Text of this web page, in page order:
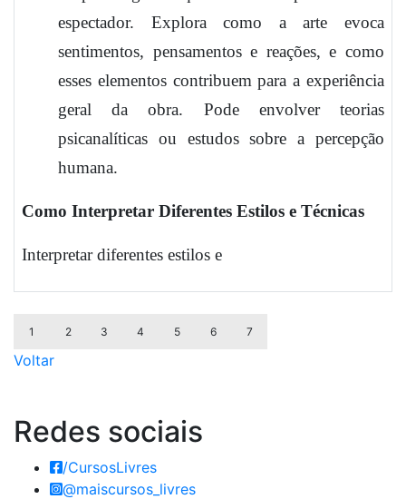
espectador. Explora como a arte evoca
sentimentos, pensamentos e reações, e como
esses elementos contribuem para a experiência
geral da obra. Pode envolver teorias
psicanalíticas ou estudos sobre a percepção
humana.
Como Interpretar Diferentes Estilos e Técnicas
Interpretar diferentes estilos e
1 2 3 4 5 6 7
Voltar
Redes sociais
/CursosLivres
@maiscursos_livres